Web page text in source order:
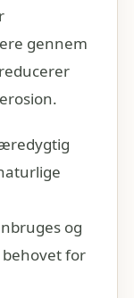
gennem
og
for